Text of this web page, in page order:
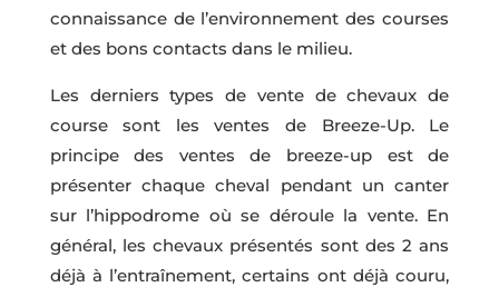
connaissance de l’environnement des courses
et des bons contacts dans le milieu.
Les derniers types de vente de chevaux de
course sont les ventes de Breeze-Up. Le
principe des ventes de breeze-up est de
présenter chaque cheval pendant un canter
sur l’hippodrome où se déroule la vente. En
général, les chevaux présentés sont des 2 ans
déjà à l’entraînement, certains ont déjà couru,